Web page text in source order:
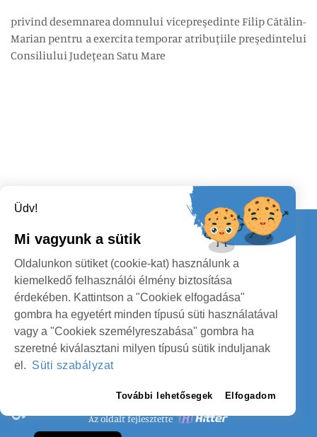
privind desemnarea domnului vicepreşedinte Filip Cătălin-
Marian pentru a exercita temporar atribuţiile preşedintelui
Consiliului Judeţean Satu Mare
SZEMÉLYES ADATOK VÉDELME
Az oldalt fejlesztette
SZATMÁR MEGYE MEGYEI TANÁCS
Kapcsolat
KÖVESSENEK
Üdv!
Mi vagyunk a sütik
Oldalunkon sütiket (cookie-kat) használunk a
kiemelkedő felhasználói élmény biztosítása
érdekében. Kattintson a "Cookiek elfogadása"
gombra ha egyetért minden típusú süti használatával
vagy a "Cookiek személyreszabása" gombra ha
szeretné kiválasztani milyen típusú sütik induljanak
el. Süti szabályzat
További lehetősegek Elfogadom